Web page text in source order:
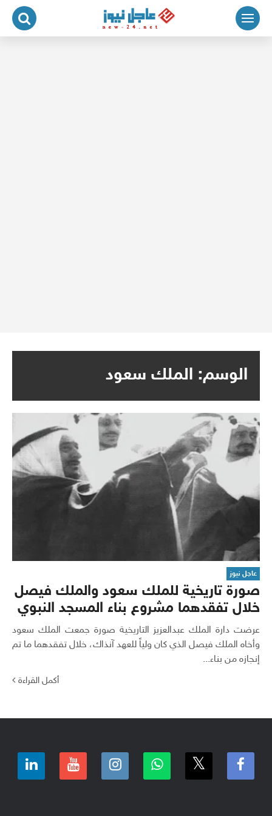
التجاوز
المحتوى
الوسم: الملك سعود
عاجل نيوز
صورة تاريخية للملك سعود والملك فيصل
خلال تفقدهما مشروع بناء المسجد النبوي
عرضت دارة الملك عبدالعزيز التاريخية صورة جمعت الملك سعود
وأخاه الملك فيصل الذي كان ولياً للعهد آنذاك، خلال تفقدهما ما تم
إنجازه من بناء...
أكمل القراءة